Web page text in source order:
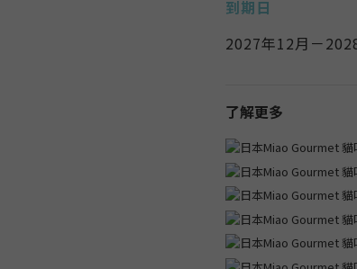
到期日
2027年12月－
了解更多